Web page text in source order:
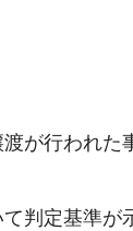
が行われた
判定基準が